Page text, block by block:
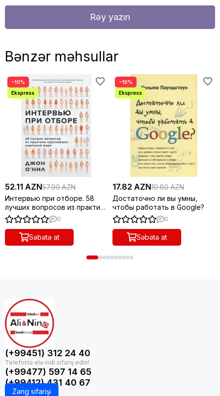
Rəy yazın
Bənzər məhsullar
−10%
52.11 AZN57.90 AZN
Интервью при отборе. 58
лучших вопросов из практики
крупнейших компаний мира
0
Səbətə at
−10%
17.82 AZN19.80 AZN
Достаточно ли вы умны,
чтобы работать в Google?
0
Səbətə at
(+99451) 312 24 40
(+99477) 597 14 65
(+99412) 431 40 67
Zəng sifarişi